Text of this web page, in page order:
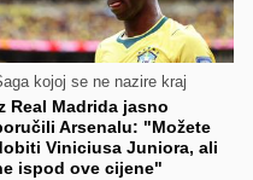
kojoj se ne nazire kraj
Real Madrida jasno
Arsenalu: "Možete
Viniciusa Juniora, ali
ispod ove cijene"